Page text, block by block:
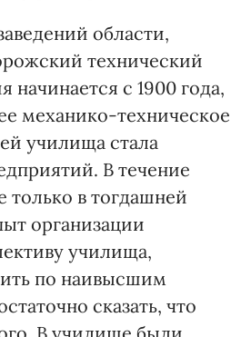
области,
технический
начинается с 1900 года,
механико-техническое
училища стала
В течение
только в тогдашней
организации
училища,
по наивысшим
сказать, что